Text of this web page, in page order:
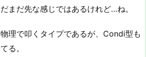
まだ先な感じではあるけれど…ね。
理で叩くタイプであるが、Condi型も
る。